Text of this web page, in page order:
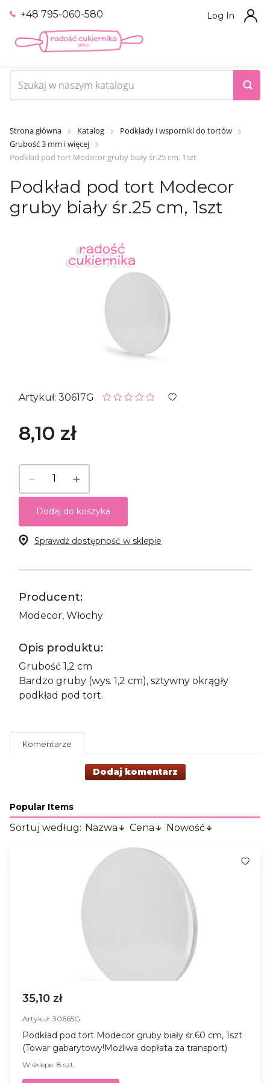
+48 795-060-580 Log In
Strona główna Katalog
Podkłady i wsporniki do tortów
Grubość 3 mm i więcej
Podkład pod tort Modecor gruby biały śr.25 cm, 1szt
Podkład pod tort Modecor
gruby biały śr.25 cm, 1szt
Artykuł: 30617G
8,10 zł
Dodaj do koszyka
Sprawdź dostępność w sklepie
Producent:
Modecor, Włochy
Opis produktu:
Grubość 1,2 cm
Bardzo gruby (wys. 1,2 cm), sztywny okrągły
podkład pod tort.
Komentarze
Dodaj komentarz
Popular Items
Sortuj według: Nazwa Cena Nowość
35,10 zł
Artykuł: 30665G
Podkład pod tort Modecor gruby biały śr.60 cm, 1szt
(Towar gabarytowy!Możliwa dopłata za transport)
W sklepe: 8 szt.